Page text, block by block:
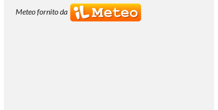
Meteo fornito da